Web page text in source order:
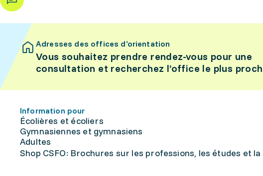
Adresses des offices d’orientation
Vous souhaitez prendre rendez-vous pour une
consultation et recherchez l’office le plus
Information pour
Écolières et écoliers
Gymnasiennes et gymnasiens
Adultes
Shop CSFO: Brochures sur les professions, les études et